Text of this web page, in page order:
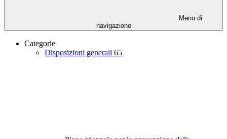
Menu di
navigazione
Categorie
Disposizioni generali 65